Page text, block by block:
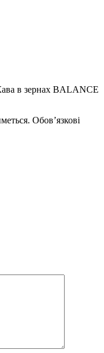
в зернах BALANCE
Обов’язкові